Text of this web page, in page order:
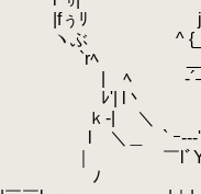
j
〉
球連邦
￣ ,
政治で
‐' ＿
! 我々も打